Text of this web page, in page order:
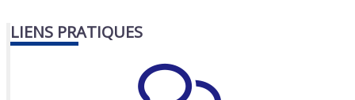
LIENS PRATIQUES